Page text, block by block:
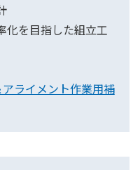
化を目指した組立工
ライメント作業用補